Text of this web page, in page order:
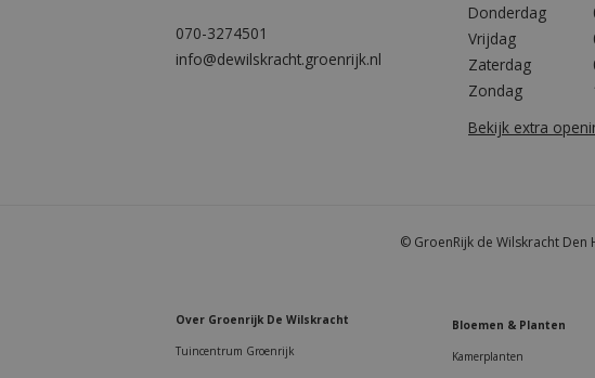
070-3274501
info@dewilskracht.groenrijk.nl
Donderdag
Vrijdag
Zaterdag
Zondag
Bekijk extra
© GroenRijk de Wilskracht Den
Over Groenrijk De Wilskracht
Tuincentrum Groenrijk
Bloemen & Planten
Kamerplanten